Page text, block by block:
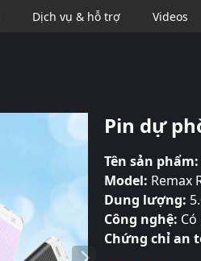
Dịch vụ & hỗ trợ
Videos
Pin dự
Tên sản phẩm:
Model: Remax
Dung lượng:
Công nghệ:
Chứng chỉ an